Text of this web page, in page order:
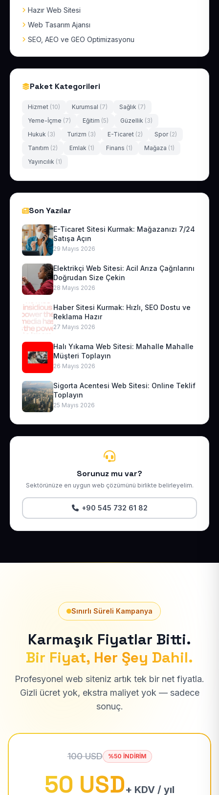
Hazır Web Sitesi
Web Tasarım Ajansı
SEO, AEO ve GEO Optimizasyonu
Paket Kategorileri
Hizmet (10) Kurumsal (7) Sağlık (7)
Yeme-İçme (7) Eğitim (5) Güzellik (3)
Hukuk (3) Turizm (3) E-Ticaret (2) Spor (2)
Tanıtım (2) Emlak (1) Finans (1) Mağaza (1)
Yayıncılık (1)
Son Yazılar
E-Ticaret Sitesi Kurmak: Mağazanızı 7/24
Satışa Açın
29 Mayıs 2026
Elektrikçi Web Sitesi: Acil Arıza Çağrılarını
Doğrudan Size Çekin
28 Mayıs 2026
Haber Sitesi Kurmak: Hızlı, SEO Dostu ve
Reklama Hazır
27 Mayıs 2026
Halı Yıkama Web Sitesi: Mahalle Mahalle
Müşteri Toplayın
26 Mayıs 2026
Sigorta Acentesi Web Sitesi: Online Teklif
Toplayın
25 Mayıs 2026
Sorunuz mu var?
Sektörünüze en uygun web çözümünü birlikte belirleyelim.
+90 545 732 61 82
Sınırlı Süreli Kampanya
Karmaşık Fiyatlar Bitti.
Bir Fiyat, Her Şey Dahil.
Profesyonel web siteniz artık tek bir net fiyatla.
Gizli ücret yok, ekstra maliyet yok — sadece
sonuç.
100 USD %50 İNDİRİM
50 USD+ KDV / yıl